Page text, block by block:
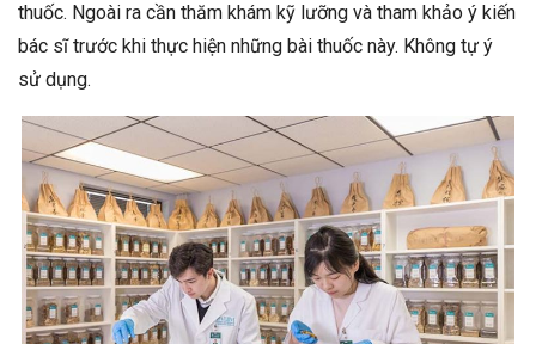
thuốc. Ngoài ra cần thăm khám kỹ lưỡng và tham khảo ý kiến
bác sĩ trước khi thực hiện những bài thuốc này. Không tự ý
sử dụng.